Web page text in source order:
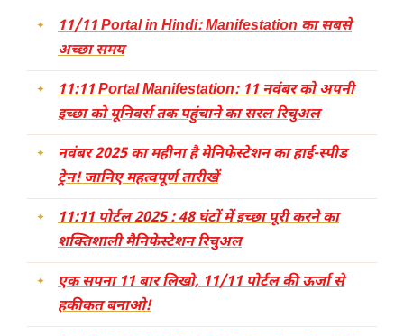
11/11 Portal in Hindi: Manifestation का सबसे
अच्छा समय
11:11 Portal Manifestation: 11 नवंबर को अपनी
इच्छा को यूनिवर्स तक पहुंचाने का सरल रिचुअल
नवंबर 2025 का महीना है मेनिफेस्टेशन का हाई-स्पीड
ट्रेन! जानिए महत्वपूर्ण तारीखें
11:11 पोर्टल 2025 : 48 घंटों में इच्छा पूरी करने का
शक्तिशाली मैनिफेस्टेशन रिचुअल
एक सपना 11 बार लिखो, 11/11 पोर्टल की ऊर्जा से
हकीकत बनाओ!